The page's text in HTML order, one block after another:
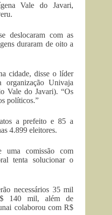
Vale do Javari,
deslocaram com as
duraram de oito a
cidade, disse o líder
organização Univaja
Vale do Javari). “Os
políticos.”
a prefeito e 85 a
4.899 eleitores.
uma comissão com
tenta solucionar o
necessários 35 mil
140 mil, além de
colaborou com R$